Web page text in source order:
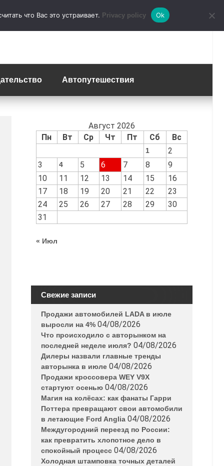
Автопутешествия
Август 2026
Пн
Вт Ср Чт Пт Сб Вс
1
2
3
4 5 6 7 8
9
10
11 12 13 14 15
16
17
18 19 20 21 22
23
24
25 26 27 28 29
30
31
« Июл
Свежие записи
Продажи автомобилей LADA в июле
выросли на 4% 04/08/2026
Что происходило с авторынком на
последней неделе июля? 04/08/2026
Дилеры назвали главные тренды
авторынка в июле 04/08/2026
Продажи кроссовера WEY V9X
стартуют осенью 04/08/2026
Магия на колёсах: как фанаты Гарри
Поттера превращают свои автомобили
в летающие Ford Anglia 04/08/2026
Междугородний переезд по России:
как превратить хлопотное дело в
спокойный процесс 04/08/2026
Холодная штамповка точных деталей
что Вас это устраивает. Privacy policy Ok